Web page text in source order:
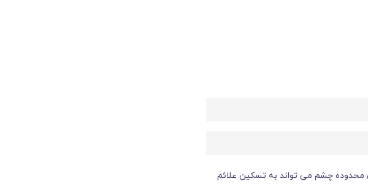
محدوده چشم می تواند به تسکین علائم